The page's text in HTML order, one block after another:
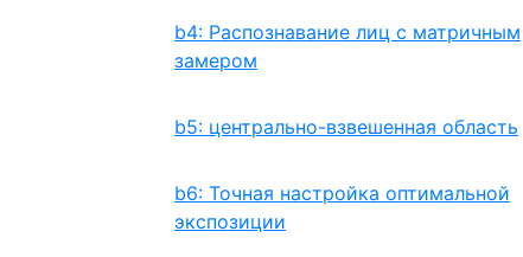
b4: Распознавание лиц с матричным
замером
b5: центрально-взвешенная область
b6: Точная настройка оптимальной
экспозиции